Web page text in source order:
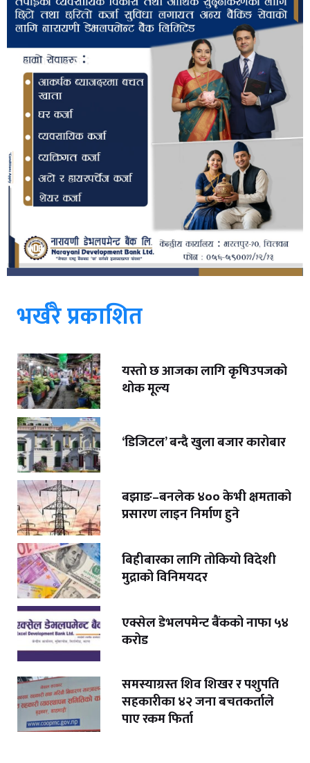
भर्खरै प्रकाशित
यस्तो छ आजका लागि कृषिउपजको
थोक मूल्य
‘डिजिटल’ बन्दै खुला बजार कारोबार
बझाङ–बनलेक ४०० केभी क्षमताको
प्रसारण लाइन निर्माण हुने
बिहीबारका लागि तोकियो विदेशी
मुद्राको विनिमयदर
एक्सेल डेभलपमेन्ट बैंकको नाफा ५४
करोड
समस्याग्रस्त शिव शिखर र पशुपति
सहकारीका ४२ जना बचतकर्ताले
पाए रकम फिर्ता